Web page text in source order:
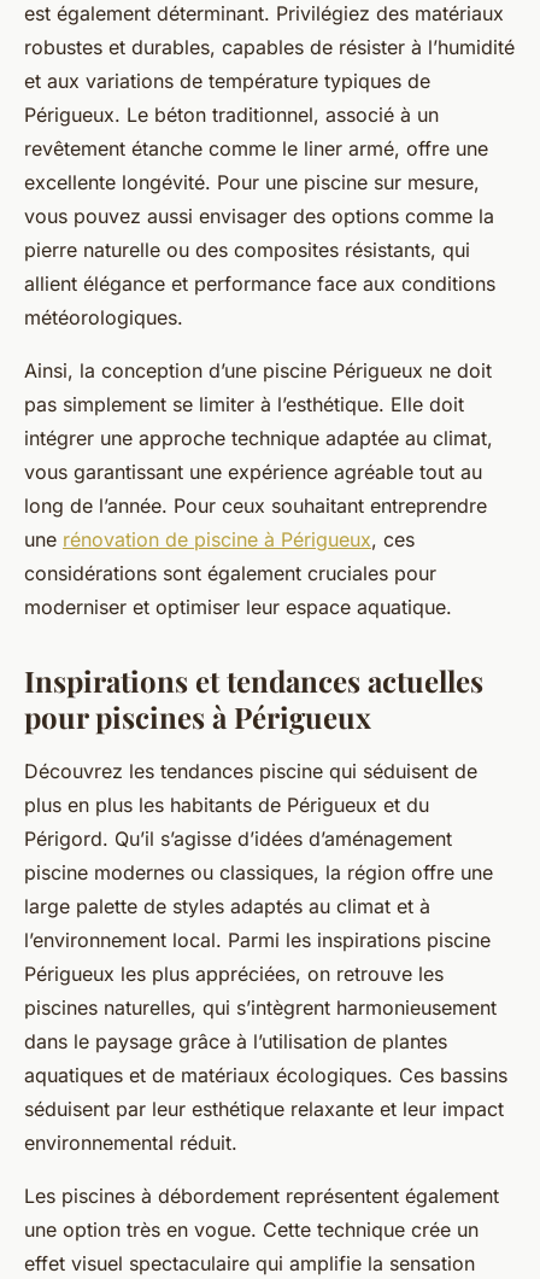
est également déterminant. Privilégiez des matériaux
robustes et durables, capables de résister à l’humidité
et aux variations de température typiques de
Périgueux. Le béton traditionnel, associé à un
revêtement étanche comme le liner armé, offre une
excellente longévité. Pour une piscine sur mesure,
vous pouvez aussi envisager des options comme la
pierre naturelle ou des composites résistants, qui
allient élégance et performance face aux conditions
météorologiques.
Ainsi, la conception d’une piscine Périgueux ne doit
pas simplement se limiter à l’esthétique. Elle doit
intégrer une approche technique adaptée au climat,
vous garantissant une expérience agréable tout au
long de l’année. Pour ceux souhaitant entreprendre
une rénovation de piscine à Périgueux, ces
considérations sont également cruciales pour
moderniser et optimiser leur espace aquatique.
Inspirations et tendances actuelles
pour piscines à Périgueux
Découvrez les tendances piscine qui séduisent de
plus en plus les habitants de Périgueux et du
Périgord. Qu’il s’agisse d’idées d’aménagement
piscine modernes ou classiques, la région offre une
large palette de styles adaptés au climat et à
l’environnement local. Parmi les inspirations piscine
Périgueux les plus appréciées, on retrouve les
piscines naturelles, qui s’intègrent harmonieusement
dans le paysage grâce à l’utilisation de plantes
aquatiques et de matériaux écologiques. Ces bassins
séduisent par leur esthétique relaxante et leur impact
environnemental réduit.
Les piscines à débordement représentent également
une option très en vogue. Cette technique crée un
effet visuel spectaculaire qui amplifie la sensation